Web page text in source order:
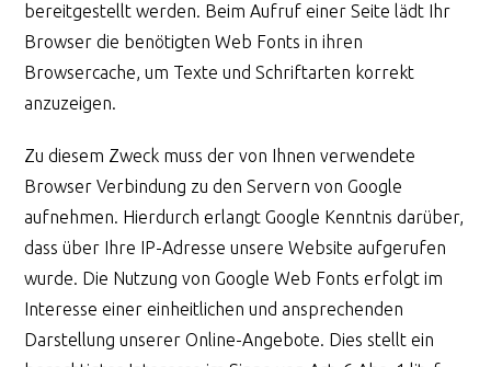
bereitgestellt werden. Beim Aufruf einer Seite lädt Ihr
Browser die benötigten Web Fonts in ihren
Browsercache, um Texte und Schriftarten korrekt
anzuzeigen.
Zu diesem Zweck muss der von Ihnen verwendete
Browser Verbindung zu den Servern von Google
aufnehmen. Hierdurch erlangt Google Kenntnis darüber,
dass über Ihre IP-Adresse unsere Website aufgerufen
wurde. Die Nutzung von Google Web Fonts erfolgt im
Interesse einer einheitlichen und ansprechenden
Darstellung unserer Online-Angebote. Dies stellt ein